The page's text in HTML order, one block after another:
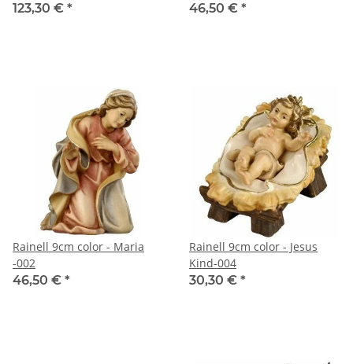
123,30 € *
46,50 € *
Rainell 9cm color - Maria
-002
46,50 € *
Rainell 9cm color - Jesus
Kind-004
30,30 € *